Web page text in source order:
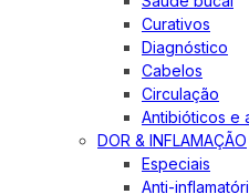
Curativos
Diagnóstico
Cabelos
Circulação
Antibióticos e
DOR & INFLAMAÇÃO
Especiais
Anti-